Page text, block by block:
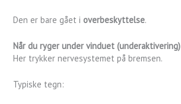
Den er bare gået i overbeskyttelse.
Når du ryger under vinduet (underaktivering)
Her trykker nervesystemet på bremsen.
Typiske tegn: